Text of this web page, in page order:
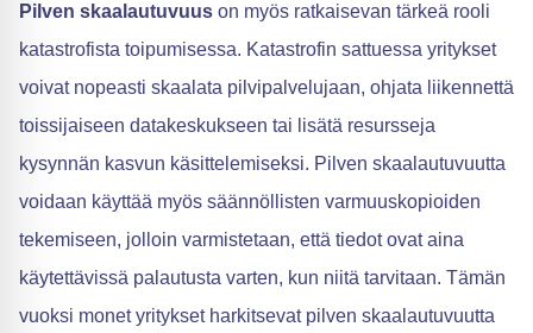
Pilven skaalautuvuus on myös ratkaisevan tärkeä rooli
katastrofista toipumisessa. Katastrofin sattuessa yritykset
voivat nopeasti skaalata pilvipalvelujaan, ohjata liikennettä
toissijaiseen datakeskukseen tai lisätä resursseja
kysynnän kasvun käsittelemiseksi. Pilven skaalautuvuutta
voidaan käyttää myös säännöllisten varmuuskopioiden
tekemiseen, jolloin varmistetaan, että tiedot ovat aina
käytettävissä palautusta varten, kun niitä tarvitaan. Tämän
vuoksi monet yritykset harkitsevat pilven skaalautuvuutta